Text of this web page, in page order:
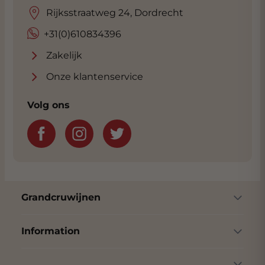
+31(0)610834396
Rijksstraatweg 24, Dordrecht
Zakelijk
Onze klantenservice
Volg ons
Grandcruwijnen
Information